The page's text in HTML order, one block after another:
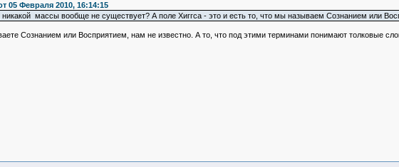
05 Февраля 2010, 16:14:15
массы вообще не существует? А поле Хиггса - это и есть то, что мы называем Сознанием или
Сознанием или Восприятием, нам не известно. А то, что под этими терминами понимают толковые